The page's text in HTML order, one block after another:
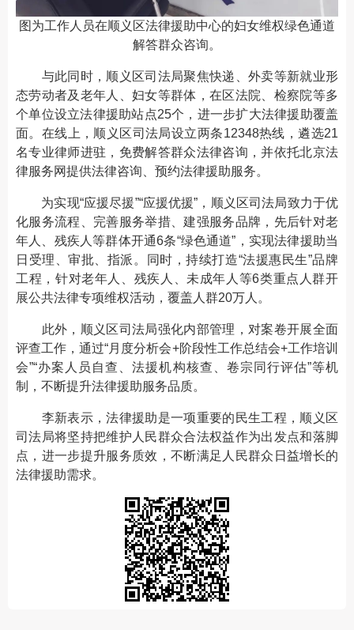
图为工作人员在顺义区法律援助中心的妇女维权绿色通道
解答群众咨询。
与此同时，顺义区司法局聚焦快递、外卖等新就业形
态劳动者及老年人、妇女等群体，在区法院、检察院等多
个单位设立法律援助站点25个，进一步扩大法律援助覆盖
面。在线上，顺义区司法局设立两条12348热线，遴选21
名专业律师进驻，免费解答群众法律咨询，并依托北京法
律服务网提供法律咨询、预约法律援助服务。
为实现“应援尽援”“应援优援”，顺义区司法局致力于优
化服务流程、完善服务举措、建强服务品牌，先后针对老
年人、残疾人等群体开通6条“绿色通道”，实现法律援助当
日受理、审批、指派。同时，持续打造“法援惠民生”品牌
工程，针对老年人、残疾人、未成年人等6类重点人群开
展公共法律专项维权活动，覆盖人群20万人。
此外，顺义区司法局强化内部管理，对案卷开展全面
评查工作，通过“月度分析会+阶段性工作总结会+工作培训
会”“办案人员自查、法援机构核查、卷宗同行评估”等机
制，不断提升法律援助服务品质。
李新表示，法律援助是一项重要的民生工程，顺义区
司法局将坚持把维护人民群众合法权益作为出发点和落脚
点，进一步提升服务质效，不断满足人民群众日益增长的
法律援助需求。